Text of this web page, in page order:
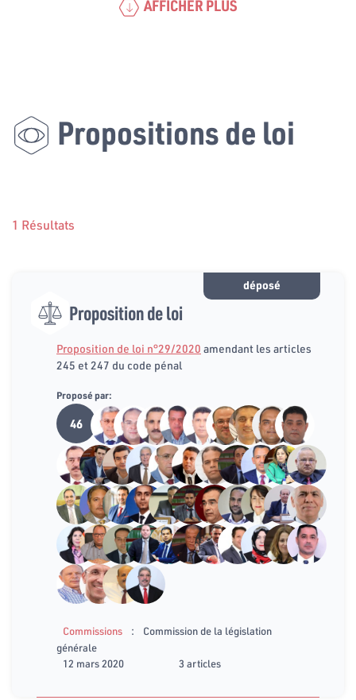
AFFICHER PLUS
Propositions de loi
1 Résultats
déposé
Proposition de loi
Proposition de loi n°29/2020 amendant les articles
245 et 247 du code pénal
Proposé par:
46
Commissions :
Commission de la législation
générale
12 mars 2020
3 articles